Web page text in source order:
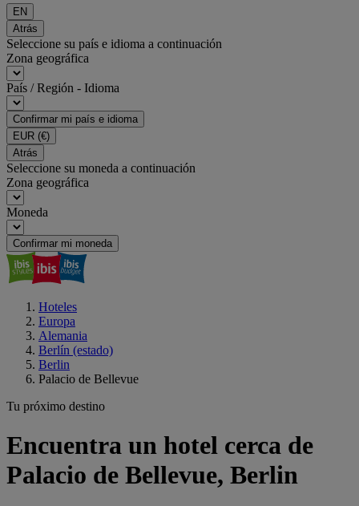
EN
Atrás
Seleccione su país e idioma a continuación
Zona geográfica
País / Región - Idioma
Confirmar mi país e idioma
EUR (€)
Atrás
Seleccione su moneda a continuación
Zona geográfica
Moneda
Confirmar mi moneda
Hoteles
Europa
Alemania
Berlín (estado)
Berlin
Palacio de Bellevue
Tu próximo destino
Encuentra un hotel cerca de
Palacio de Bellevue, Berlin